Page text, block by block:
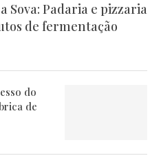
Sova: Padaria e pizzaria
de fermentação
do
de